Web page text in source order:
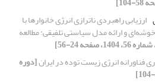
ارزیابی راهبردی ناترازی انرژی خانوارها با
و ارائه مدل سیاستی تلفیقی: مطالعه
فناورانه انرژی زیست توده در ایران[دوره